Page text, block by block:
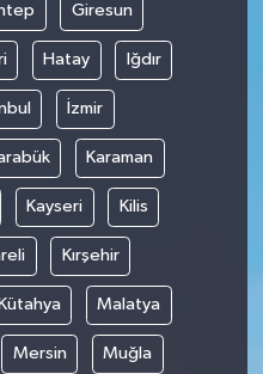
Giresun
Hatay Iğdır
İzmir
Karaman
Kayseri Kilis
Kırşehir
Kütahya Malatya
Mersin Muğla